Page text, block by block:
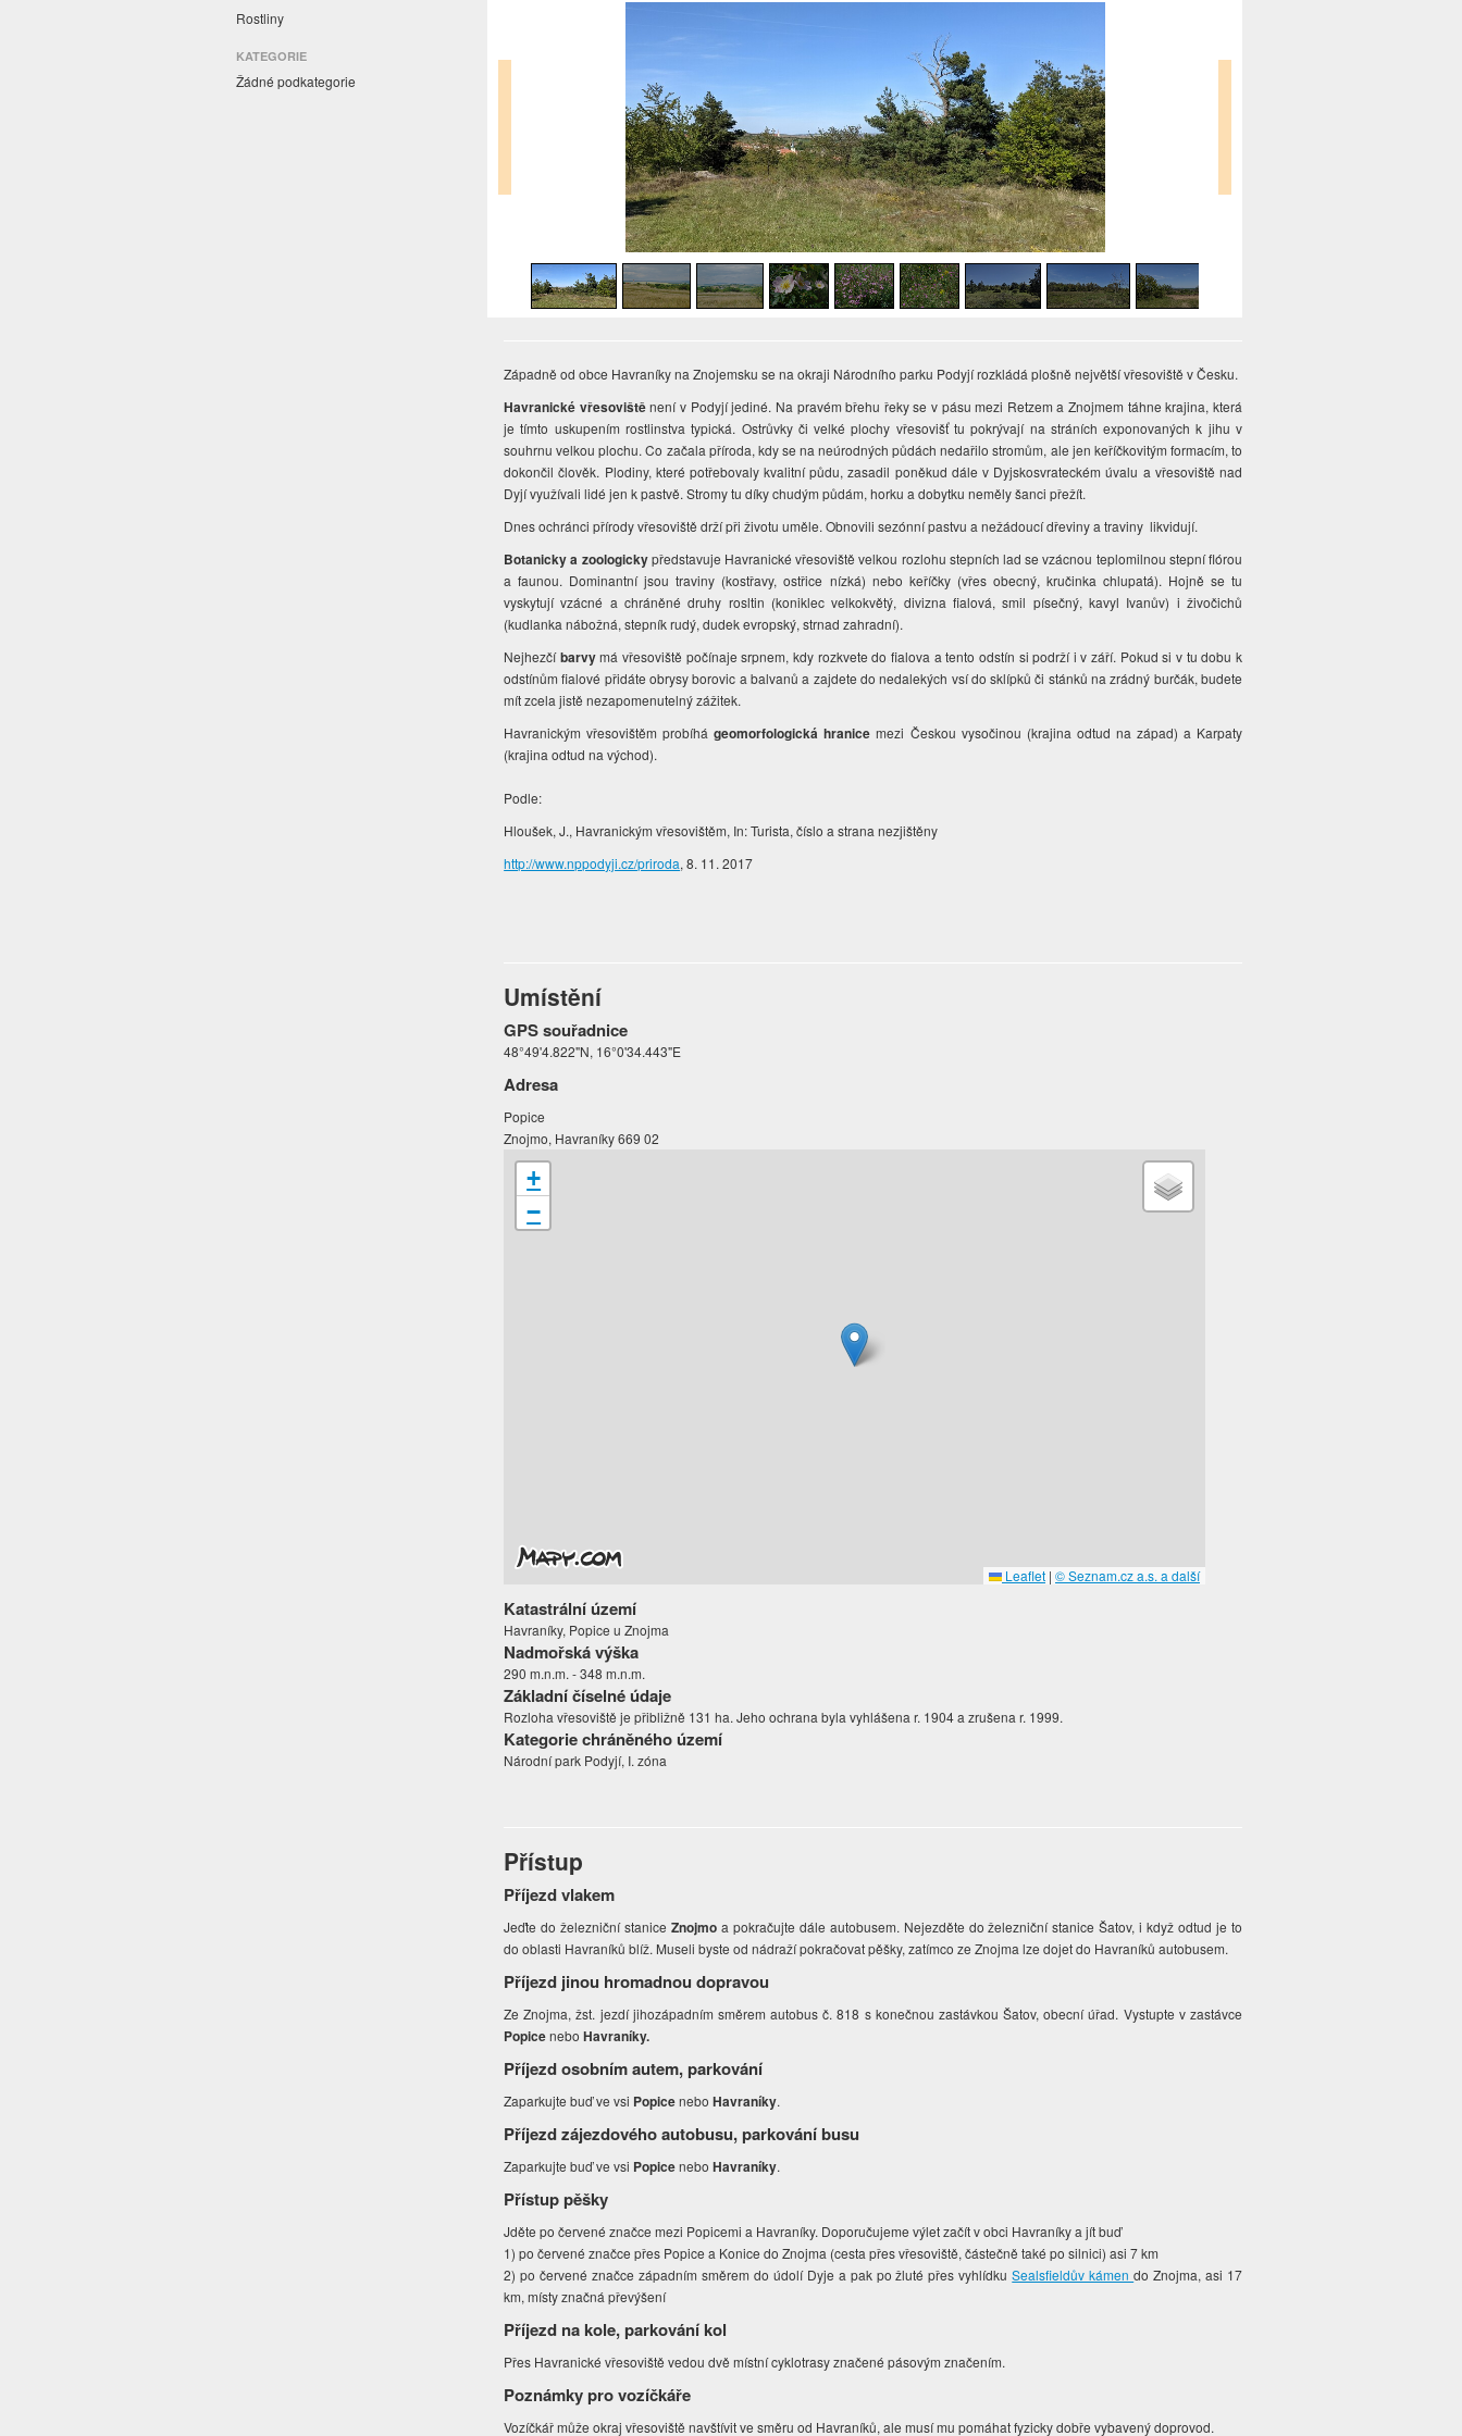
Rostliny
KATEGORIE
Žádné podkategorie
Západně od obce Havraníky na Znojemsku se na okraji Národního parku Podyjí rozkládá plošně největší vřesoviště v Česku.
Havranické vřesovištěnení v Podyjí jediné. Na pravém břehu řeky se v pásu mezi Retzem a Znojmem táhne krajina, která
je tímto uskupením rostlinstva typická. Ostrůvky či velké plochy vřesovišť tu pokrývají na stráních exponovaných k jihu v
souhrnu velkou plochu. Co začala příroda, kdy se na neúrodných půdách nedařilo stromům, ale jen keříčkovitým formacím, to
dokončil člověk. Plodiny, které potřebovaly kvalitní půdu, zasadil poněkud dále v Dyjskosvrateckém úvalu a vřesoviště nad
Dyjí využívali lidé jen k pastvě. Stromy tu díky chudým půdám, horku a dobytku neměly šanci přežít.
Dnes ochránci přírody vřesoviště drží při životu uměle. Obnovili sezónní pastvu a nežádoucí dřeviny a traviny likvidují.
Botanicky a zoologickypředstavuje Havranické vřesoviště velkou rozlohu stepních lad se vzácnou teplomilnou stepní flórou
a faunou. Dominantní jsou traviny (kostřavy, ostřice nízká) nebo keříčky (vřes obecný, kručinka chlupatá). Hojně se tu
vyskytují vzácné a chráněné druhy rosltin (koniklec velkokvětý, divizna fialová, smil písečný, kavyl Ivanův) i živočichů
(kudlanka nábožná, stepník rudý, dudek evropský, strnad zahradní).
Nejhezčíbarvymá vřesoviště počínaje srpnem, kdy rozkvete do fialova a tento odstín si podrží i v září. Pokud si v tu dobu k
odstínům fialové přidáte obrysy borovic a balvanů a zajdete do nedalekých vsí do sklípků či stánků na zrádný burčák, budete
mít zcela jistě nezapomenutelný zážitek.
Havranickým vřesovištěm probíhágeomorfologická hranicemezi Českou vysočinou (krajina odtud na západ) a Karpaty
(krajina odtud na východ).
Podle:
Hloušek, J., Havranickým vřesovištěm, In: Turista, číslo a strana nezjištěny
http://www.nppodyji.cz/priroda, 8. 11. 2017
Umístění
GPS souřadnice
48°49'4.822"N, 16°0'34.443"E
Adresa
Popice
Znojmo, Havraníky 669 02
+
−
Leaflet | © Seznam.cz a.s. a další
Katastrální území
Havraníky, Popice u Znojma
Nadmořská výška
290 m.n.m. - 348 m.n.m.
Základní číselné údaje
Rozloha vřesoviště je přibližně 131 ha. Jeho ochrana byla vyhlášena r. 1904 a zrušena r. 1999.
Kategorie chráněného území
Národní park Podyjí, I. zóna
Přístup
Příjezd vlakem
Jeďte do železniční stanice Znojmoa pokračujte dále autobusem. Nejezděte do železniční stanice Šatov, i když odtud je to
do oblasti Havraníků blíž. Museli byste od nádraží pokračovat pěšky, zatímco ze Znojma lze dojet do Havraníků autobusem.
Příjezd jinou hromadnou dopravou
Ze Znojma, žst. jezdí jihozápadním směrem autobus č. 818 s konečnou zastávkou Šatov, obecní úřad. Vystupte v zastávce
PopiceneboHavraníky.
Příjezd osobním autem, parkování
Zaparkujte buď ve vsi Popicenebo Havraníky.
Příjezd zájezdového autobusu, parkování busu
Zaparkujte buď ve vsi Popicenebo Havraníky.
Přístup pěšky
Jděte po červené značce mezi Popicemi a Havraníky. Doporučujeme výlet začít v obci Havraníky a jít buď
1) po červené značce přes Popice a Konice do Znojma (cesta přes vřesoviště, částečně také po silnici) asi 7 km
2) po červené značce západním směrem do údolí Dyje a pak po žluté přes vyhlídkuSealsfieldův kámendo Znojma, asi 17
km, místy značná převýšení
Příjezd na kole, parkování kol
Přes Havranické vřesoviště vedou dvě místní cyklotrasy značené pásovým značením.
Poznámky pro vozíčkáře
Vozíčkář může okraj vřesoviště navštívit ve směru od Havraníků, ale musí mu pomáhat fyzicky dobře vybavený doprovod.